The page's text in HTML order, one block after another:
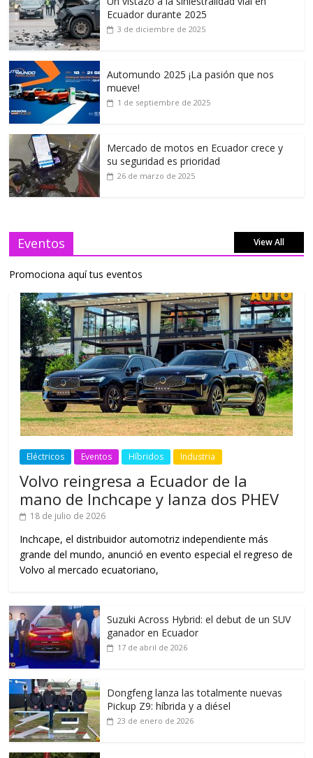
Ecuador durante 2025
3 de diciembre de 2025
Automundo 2025 ¡La pasión que nos
mueve!
1 de septiembre de 2025
Mercado de motos en Ecuador crece y
su seguridad es prioridad
26 de marzo de 2025
Eventos View All
Promociona aquí tus eventos
Eléctricos Eventos Híbridos Industria
Volvo reingresa a Ecuador de la
mano de Inchcape y lanza dos PHEV
18 de julio de 2026
Inchcape, el distribuidor automotriz independiente más
grande del mundo, anunció en evento especial el regreso de
Volvo al mercado ecuatoriano,
Suzuki Across Hybrid: el debut de un SUV
ganador en Ecuador
17 de abril de 2026
Dongfeng lanza las totalmente nuevas
Pickup Z9: híbrida y a diésel
23 de enero de 2026